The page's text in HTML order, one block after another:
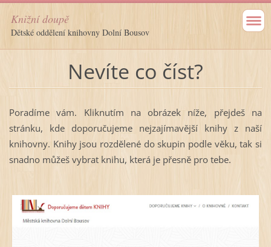
Knižní doupě
Dětské oddělení knihovny Dolní Bousov
Nevíte co číst?
Poradíme vám. Kliknutím na obrázek níže, přejdeš na
stránku, kde doporučujeme nejzajímavější knihy z naší
knihovny. Knihy jsou rozdělené do skupin podle věku, tak si
snadno můžeš vybrat knihu, která je přesně pro tebe.